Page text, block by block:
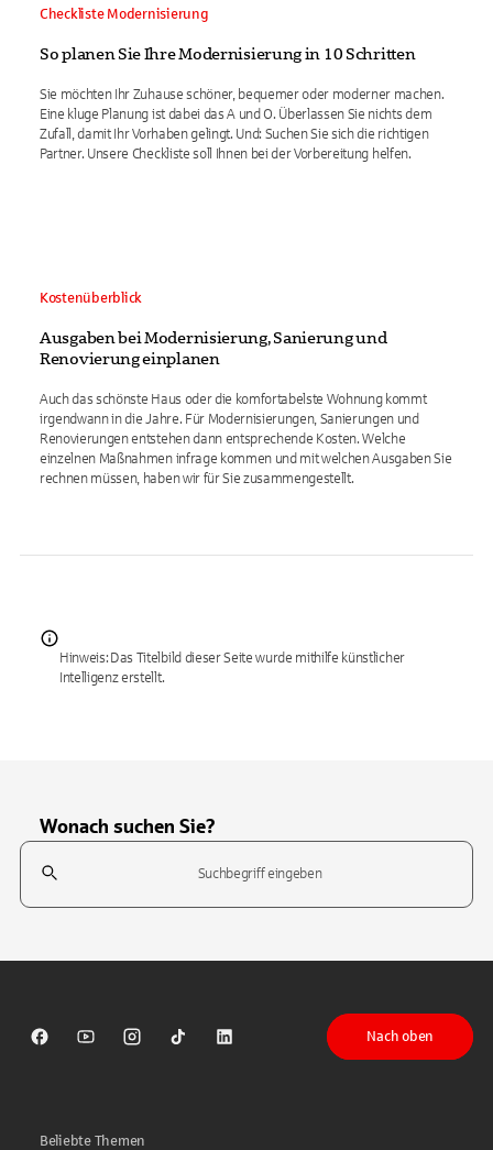
Checkliste Modernisierung
So planen Sie Ihre Modernisierung in 10 Schritten
Sie möchten Ihr Zuhause schöner, bequemer oder moderner machen.
Eine kluge Planung ist dabei das A und O. Überlassen Sie nichts dem
Zufall, damit Ihr Vorhaben gelingt. Und: Suchen Sie sich die richtigen
Partner. Unsere Checkliste soll Ihnen bei der Vorbereitung helfen.
Kostenüberblick
Ausgaben bei Modernisierung, Sanierung und
Renovierung einplanen
Auch das schönste Haus oder die komfortabelste Wohnung kommt
irgendwann in die Jahre. Für Modernisierungen, Sanierungen und
Renovierungen entstehen dann entsprechende Kosten. Welche
einzelnen Maßnahmen infrage kommen und mit welchen Ausgaben Sie
rechnen müssen, haben wir für Sie zusammengestellt.
Hinweis: Das Titelbild dieser Seite wurde mithilfe künstlicher
Intelligenz erstellt.
Wonach suchen Sie?
Suchfeld
Sparkasse auf Facebook
Sparkasse auf Youtube
Sparkasse auf Instagram
Sparkasse auf TikTok
Sparkasse auf LinkedIn
Nach oben
Beliebte Themen